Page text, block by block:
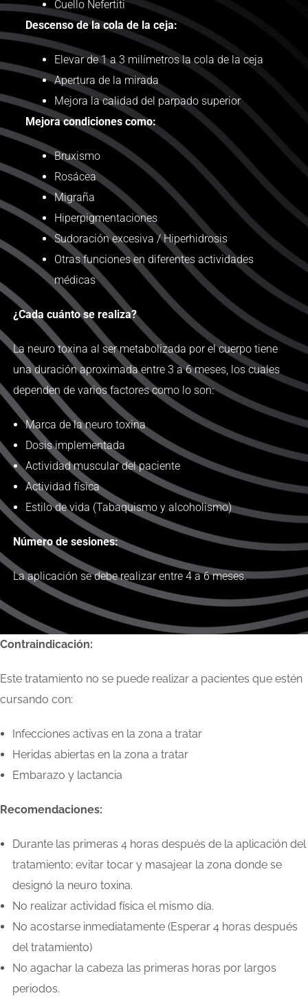
Cuello Nefertiti
Descenso de la cola de la ceja:
Elevar de 1 a 3 milímetros la cola de la ceja
Apertura de la mirada
Mejora la calidad del parpado superior
Mejora condiciones como:
Bruxismo
Rosácea
Migraña
Hiperpigmentaciones
Sudoración excesiva / Hiperhidrosis
Otras funciones en diferentes actividades
médicas
¿Cada cuánto se realiza?
La neuro toxina al ser metabolizada por el cuerpo tiene
una duración aproximada entre 3 a 6 meses, los cuales
dependen de varios factores como lo son:
Marca de la neuro toxina
Dosis implementada
Actividad muscular del paciente
Actividad física
Estilo de vida (Tabaquismo y alcoholismo)
Número de sesiones:
La aplicación se debe realizar entre 4 a 6 meses.
Contraindicación:
Este tratamiento no se puede realizar a pacientes que estén
cursando con:
Infecciones activas en la zona a tratar
Heridas abiertas en la zona a tratar
Embarazo y lactancia
Recomendaciones:
Durante las primeras 4 horas después de la aplicación del
tratamiento; evitar tocar y masajear la zona donde se
designó la neuro toxina.
No realizar actividad física el mismo día.
No acostarse inmediatamente (Esperar 4 horas después
del tratamiento)
No agachar la cabeza las primeras horas por largos
periodos.